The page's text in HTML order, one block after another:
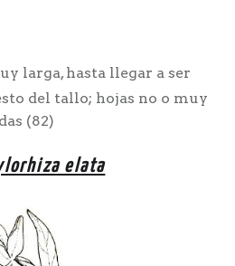
larga, hasta llegar a ser
del tallo; hojas no o muy
(82)
elata